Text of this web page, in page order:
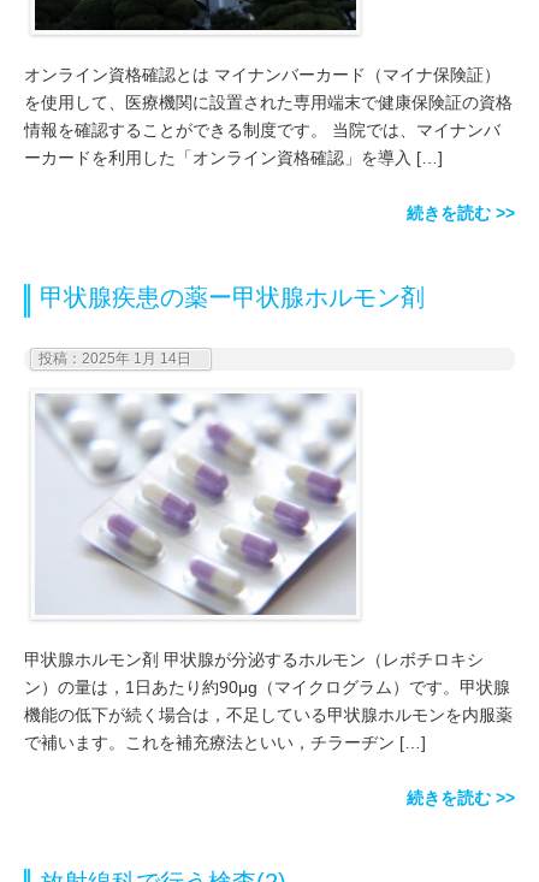
オンライン資格確認とは マイナンバーカード（マイナ保険証）
を使用して、医療機関に設置された専用端末で健康保険証の資格
情報を確認することができる制度です。 当院では、マイナンバ
ーカードを利用した「オンライン資格確認」を導入 […]
続きを読む >>
甲状腺疾患の薬ー甲状腺ホルモン剤
投稿：2025年 1月 14日
甲状腺ホルモン剤 甲状腺が分泌するホルモン（レボチロキシ
ン）の量は，1日あたり約90μg（マイクログラム）です。甲状腺
機能の低下が続く場合は，不足している甲状腺ホルモンを内服薬
で補います。これを補充療法といい，チラーヂン […]
続きを読む >>